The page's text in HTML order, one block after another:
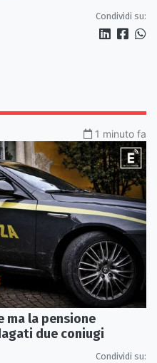
Condividi su:
1 minuto fa
ma la pensione
due coniugi
Condividi su: